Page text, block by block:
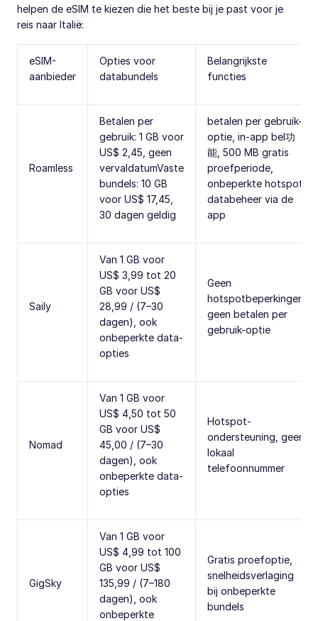
helpen de eSIM te kiezen die het beste bij je past voor je
reis naar Italië:
eSIM-
aanbieder
Opties voor
databundels
Belangrijkste
functies
Roamless
Betalen per
gebruik: 1 GB voor
US$ 2,45, geen
vervaldatumVaste
bundels: 10 GB
voor US$ 17,45,
30 dagen geldig
betalen per gebruik-
optie, in-app bel功
能, 500 MB gratis
proefperiode,
onbeperkte hotspot,
databeheer via de
app
Saily
Van 1 GB voor
US$ 3,99 tot 20
GB voor US$
28,99 / (7–30
dagen), ook
onbeperkte data-
opties
Geen
hotspotbeperkingen,
geen betalen per
gebruik-optie
Nomad
Van 1 GB voor
US$ 4,50 tot 50
GB voor US$
45,00 / (7–30
dagen), ook
onbeperkte data-
opties
Hotspot-
ondersteuning, geen
lokaal
telefoonnummer
GigSky
Van 1 GB voor
US$ 4,99 tot 100
GB voor US$
135,99 / (7–180
dagen), ook
onbeperkte
Gratis proefoptie,
snelheidsverlaging
bij onbeperkte
bundels